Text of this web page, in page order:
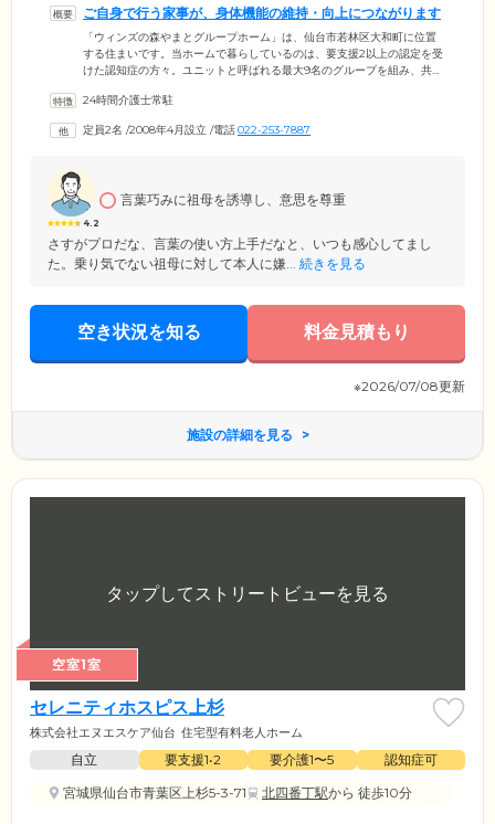
ご自身で行う家事が、身体機能の維持・向上につながります
「ウィンズの森やまとグループホーム」は、仙台市若林区大和町に位置
する住まいです。当ホームで暮らしているのは、要支援2以上の認定を受
けた認知症の方々。ユニットと呼ばれる最大9名のグループを組み、共同
担。お一人おひとりの身体状況に合わせて、無理のない範囲で役割を担
や、身体機能の維持・向上の効果が期待できます。また、家庭的な雰囲
24時間介護士常駐
定員2名 /2008年4月設立 /電話022-253-7887
4.2
言葉巧みに祖母を誘導し、意思を尊重
さすがプロだな、言葉の使い方上手だなと、いつも感心してまし
た。乗り気でない祖母に対して本人に嫌... 続きを見る
空き状況を知る 料金見積もり
※2026/07/08更新
施設の詳細を見る
空室1室
セレニティホスピス上杉
株式会社エヌエスケア仙台 住宅型有料老人ホーム
自立 要支援1•2 要介護1〜5
認知症可
宮城県仙台市青葉区上杉5-3-71
北四番丁駅から 徒歩10分